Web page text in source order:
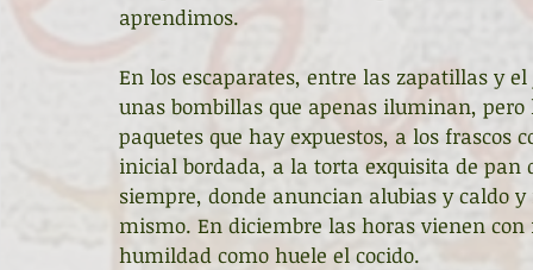
Día Mundial de la Poesía Galardones Recital
Entonces Vengo del norte Pequeños pasos
aprendimos.
En los escaparates, entre las zapatillas y
unas bombillas que apenas iluminan,
paquetes que hay expuestos, a los frascos
inicial bordada, a la torta exquisita de
siempre, donde anuncian alubias y caldo
mismo. En diciembre las horas vienen
humildad como huele el cocido.